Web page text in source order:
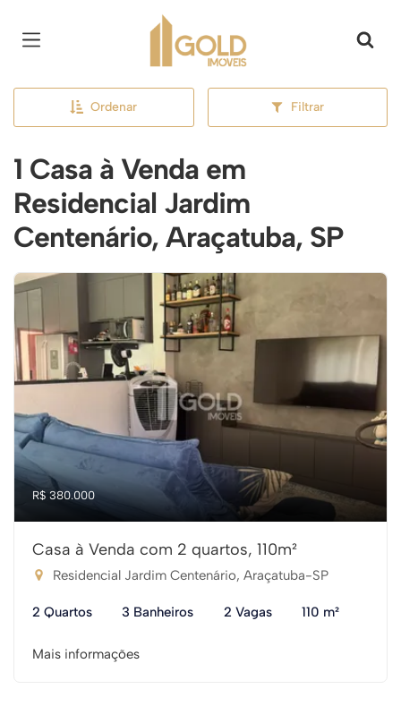
Página inicial
Ordenar Filtrar
1 Casa à Venda em
Residencial Jardim
Centenário, Araçatuba, SP
R$ 380.000
Casa à Venda com 2 quartos, 110m²
Residencial Jardim Centenário, Araçatuba-SP
2 Quartos 3 Banheiros 2 Vagas 110 m²
Mais informações